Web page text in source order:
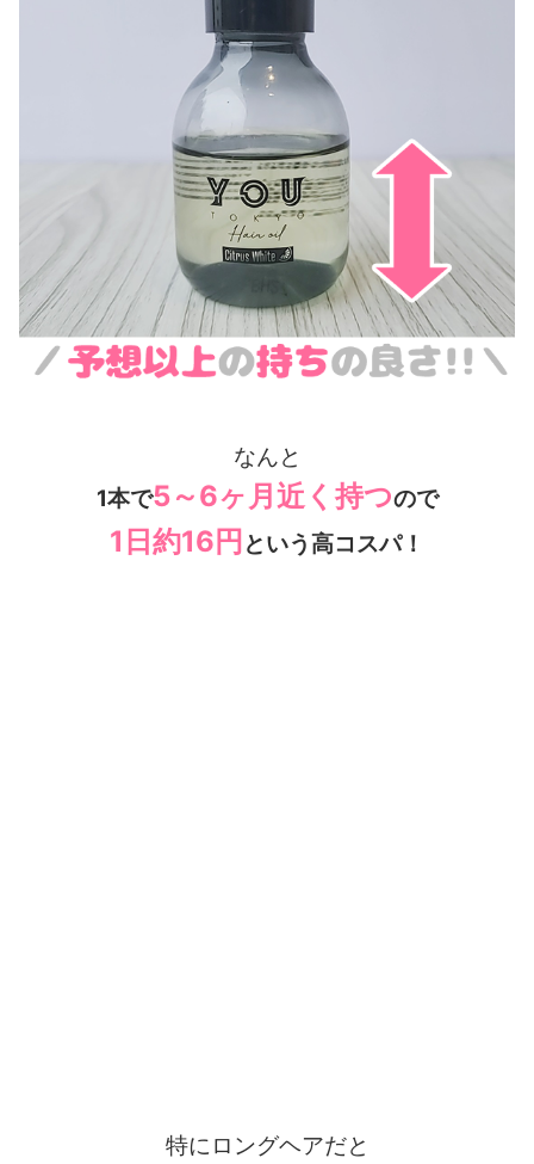
なんと
1本で5～6ヶ月近く持つので
1日約16円 という高コスパ！
特にロングヘアだと